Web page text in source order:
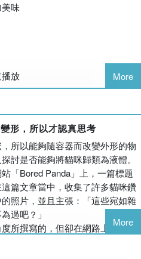
許有些人會覺得，搞笑諾貝爾獎
對於研究者帶有著貶低的味道。
獎創立的初衷，就是希望能告訴
板的，其實也可以很有趣！此
域的研究者們一個大聲告訴大
以放聲大笑，或是盡情地吐槽這
過後，給予這些研究者們一個掌
沒錯！在這個領域也能見到
）。
諾貝爾獎相關報導的人們，應
貼文表示「有夠雞肋」或「笑
發明了「可以當防毒面具使用
示「什麼鬼！？真的假的～
研究甚至上過《Nature》或
的學術期刊。
貝爾獎根本是在嘲諷科學研
諾貝爾獎委員會認為，「值得
是滑稽的一面」。這個獎項所
的方式，將眾人目光集中於科
究並不一定只能表現得枯燥乏
己被世人嘲笑，但絕大部分的
味
放
暈
More
形，所以才認真思考
所以能夠隨容器而改變外形的物
討是否能夠將貓咪歸類為液體。
「Bored Panda」上，一篇標題
篇文章當中，收集了許多貓咪鑽
照片，並且主張：「這些宛如雜
過吧？」
所撰寫的，但卻在網路上引發了
瓦奴．法丹 (Marc-Antoine
More